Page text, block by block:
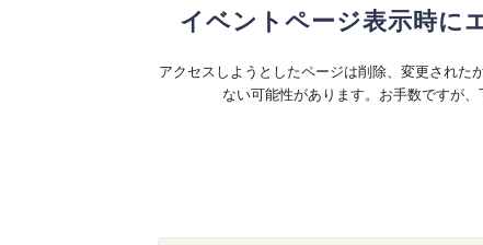
イベントページ表示時に
アクセスしようとしたページは削除、変更された
ない可能性があります。お手数ですが、